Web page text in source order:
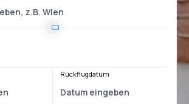
Rückflugdatum